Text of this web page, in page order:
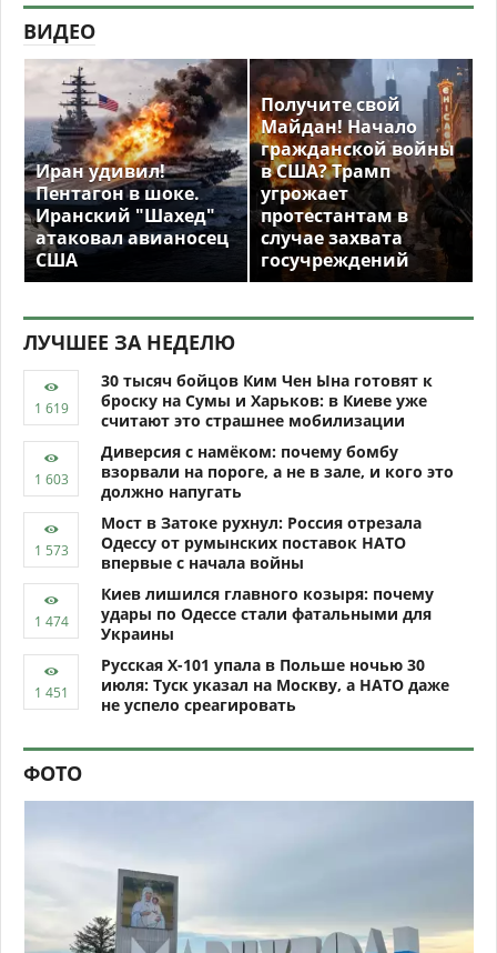
ВИДЕО
Иран удивил!
Пентагон в шоке.
Иранский "Шахед"
атаковал авианосец
США
Получите свой
Майдан! Начало
гражданской войны
в США? Трамп
угрожает
протестантам в
случае захвата
госучреждений
ЛУЧШЕЕ ЗА НЕДЕЛЮ
30 тысяч бойцов Ким Чен Ына готовят к
броску на Сумы и Харьков: в Киеве уже
считают это страшнее мобилизации
Диверсия с намёком: почему бомбу
взорвали на пороге, а не в зале, и кого это
должно напугать
Мост в Затоке рухнул: Россия отрезала
Одессу от румынских поставок НАТО
впервые с начала войны
Киев лишился главного козыря: почему
удары по Одессе стали фатальными для
Украины
Русская Х-101 упала в Польше ночью 30
июля: Туск указал на Москву, а НАТО даже
не успело среагировать
ФОТО